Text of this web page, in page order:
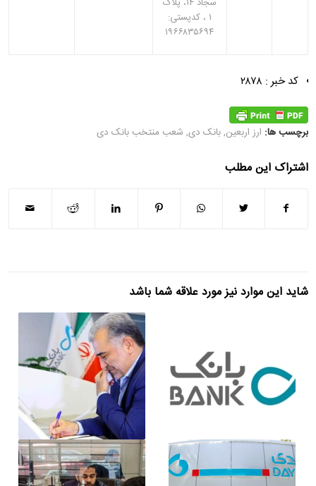
۱ ، کدپستی:
۱۹۶۶۸۳۵۶۹۴
کد خبر : ۲۸۷۸
برچسب ها: ارز اربعین,بانک دی, شعب منتخب بانک دی
اشتراک این مطلب
شاید این موارد نیز مورد علاقه شما باشد